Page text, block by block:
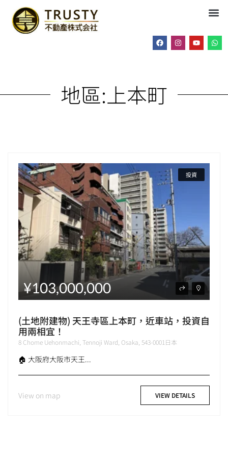
地區:上本町
投資
¥103,000,000
(土地附建物) 天王寺區上本町，近車站，投資自
用兩相宜！
8 Chome Uehonmachi, Tennoji Ward, Osaka, 543-0001日本
🏠 大阪府大阪市天王...
View on map VIEW DETAILS